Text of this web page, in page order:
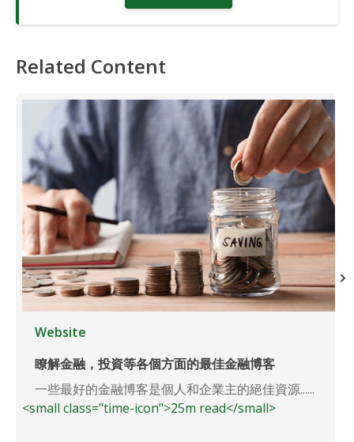
Related Content
Website
瞭解金融，投資等各個方面的最佳金融博客
一些最好的金融博客是個人和企業主的絕佳資源......
<small class="time-icon">25m read</small>